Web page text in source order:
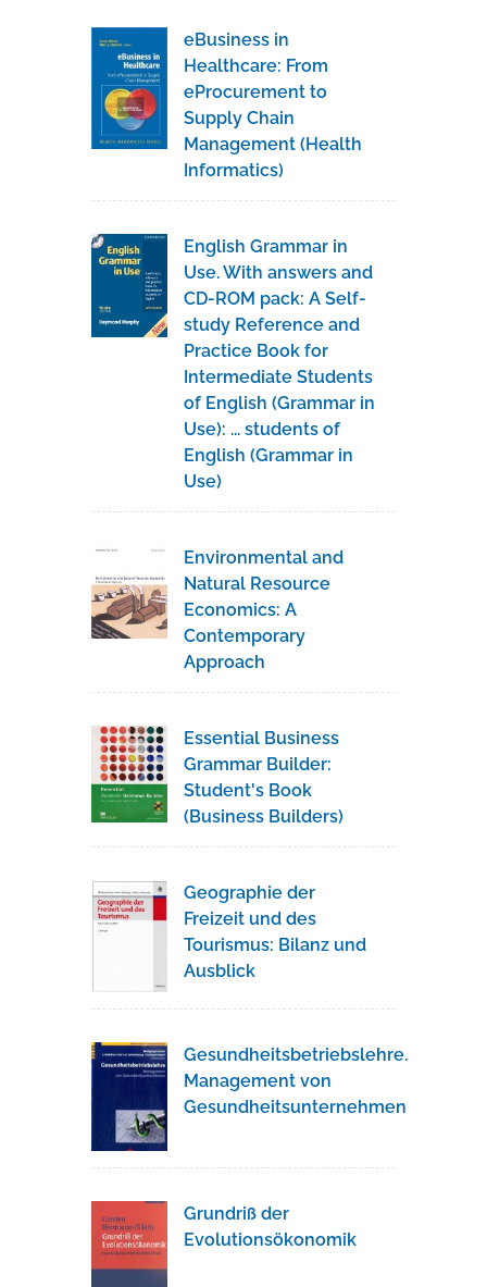
eBusiness in
Healthcare: From
eProcurement to
Supply Chain
Management (Health
Informatics)
English Grammar in
Use. With answers and
CD-ROM pack: A Self-
study Reference and
Practice Book for
Intermediate Students
of English (Grammar in
Use): ... students of
English (Grammar in
Use)
Environmental and
Natural Resource
Economics: A
Contemporary
Approach
Essential Business
Grammar Builder:
Student's Book
(Business Builders)
Geographie der
Freizeit und des
Tourismus: Bilanz und
Ausblick
Gesundheitsbetriebslehre.
Management von
Gesundheitsunternehmen
Grundriß der
Evolutionsökonomik